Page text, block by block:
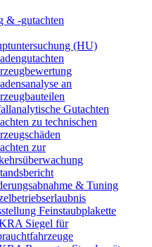
& -gutachten
(HU)
an
Gutachten
zu technischen
zur
& Tuning
Feinstaubplakette
Siegel für